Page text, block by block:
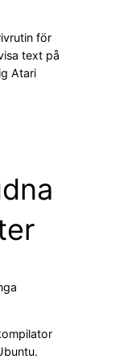
för
text på
Atari